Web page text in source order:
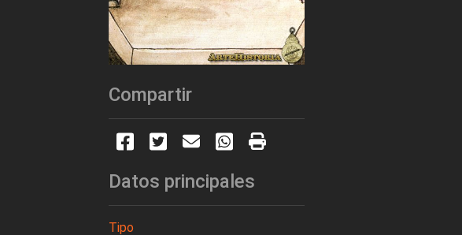
Compartir
Datos principales
Tipo